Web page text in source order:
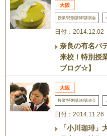
授業/特別講師/講演会
日付：2014.12.02
奈良の有名パ
来校！特別授
ブログ☆】
授業/特別講師/講演会
日付：2014.11.26
「小川珈琲」